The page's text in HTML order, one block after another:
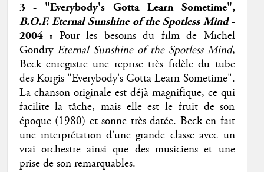
3 - "Everybody's Gotta Learn Sometime",
B.O.F. Eternal Sunshine of the Spotless Mind-
2004: Pour les besoins du film de Michel
Gondry Eternal Sunshine of the Spotless Mind,
Beck enregistre une reprise très fidèle du tube
des Korgis "Everybody's Gotta Learn Sometime".
La chanson originale est déjà magnifique, ce qui
facilite la tâche, mais elle est le fruit de son
époque (1980) et sonne très datée. Beck en fait
une interprétation d'une grande classe avec un
vrai orchestre ainsi que des musiciens et une
prise de son remarquables.